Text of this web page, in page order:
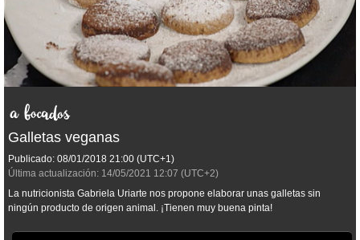
Galletas veganas
Publicado: 08/01/2018 21:00 (UTC+1)
Última actualización: 14/05/2021 12:07 (UTC+2)
La nutricionista Gabriela Uriarte nos propone elaborar unas galletas sin
ningún producto de origen animal. ¡Tienen muy buena pinta!